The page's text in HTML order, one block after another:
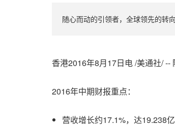
随心而动的引领者，全球领先的转
香港2016年8月17日电 /美通社/
2016年中期财报重点：
营收增长约17.1%，达19.238